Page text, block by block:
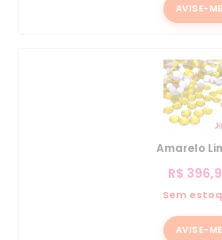
AVISE-ME
Amarelo
R$
Sem
AVISE-ME